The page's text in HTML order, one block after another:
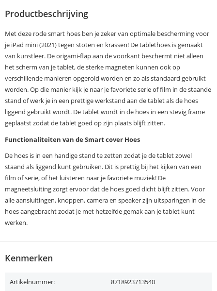
Productbeschrijving
Met deze rode smart hoes ben je zeker van optimale bescherming voor
je iPad mini (2021) tegen stoten en krassen! De tablethoes is gemaakt
van kunstleer. De origami-flap aan de voorkant beschermt niet alleen
het scherm van je tablet, de sterke magneten kunnen ook op
verschillende manieren opgerold worden en zo als standaard gebruikt
worden. Op die manier kijk je naar je favoriete serie of film in de staande
stand of werk je in een prettige werkstand aan de tablet als de hoes
liggend gebruikt wordt. De tablet wordt in de hoes in een stevig frame
geplaatst zodat de tablet goed op zijn plaats blijft zitten.
Functionaliteiten van de Smart cover Hoes
De hoes is in een handige stand te zetten zodat je de tablet zowel
staand als liggend kunt gebruiken. Dit is prettig bij het kijken van een
film of serie, of het luisteren naar je favoriete muziek! De
magneetsluiting zorgt ervoor dat de hoes goed dicht blijft zitten. Voor
alle aansluitingen, knoppen, camera en speaker zijn uitsparingen in de
hoes aangebracht zodat je met hetzelfde gemak aan je tablet kunt
werken.
Kenmerken
Artikelnummer: 8718923713540